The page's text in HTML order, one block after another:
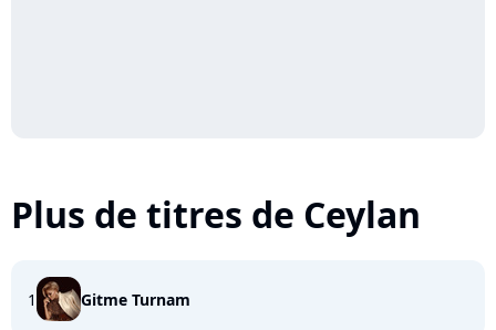
Plus de titres de Ceylan
1 Gitme Turnam